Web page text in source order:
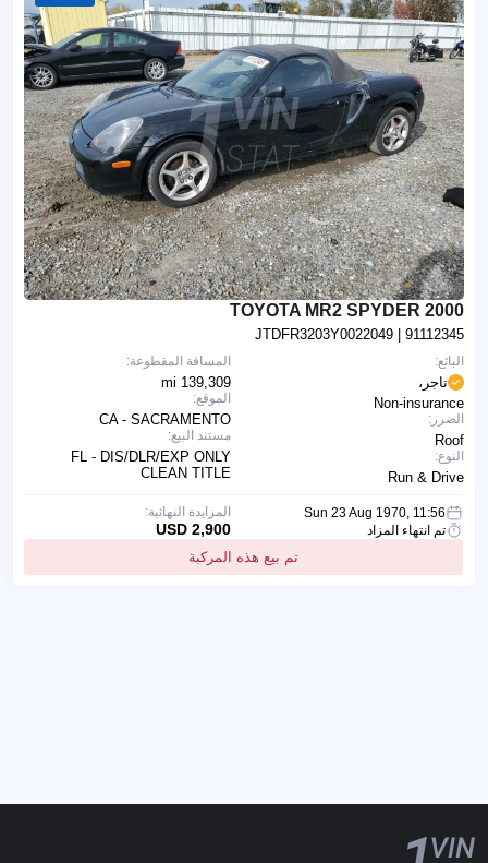
2000 TOYOTA MR2 SPYDER
JTDFR3203Y0022049 | 91112345
المسافة المقطوعة:
139,309 mi
الموقع:
CA - SACRAMENTO
مستند البيع:
FL - DIS/DLR/EXP ONLY
CLEAN TITLE
البائع:
تاجر،
Non-insurance
الضرر:
Roof
النوع:
Run & Drive
Sun 23 Aug 1970, 11:56
تم انتهاء المزاد
تم بيع هذه المركبة
المزايدة النهائية:
2,900 USD